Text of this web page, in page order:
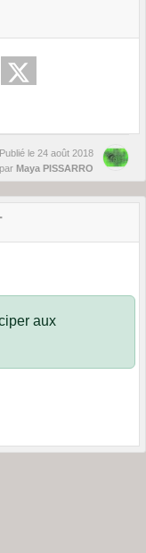
Publié le 24 août 2018
par Maya PISSARRO
aux